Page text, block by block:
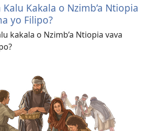
Kakala o Nzimb’a Ntiopia
yo Filipo?
kakala o Nzimb’a Ntiopia vava